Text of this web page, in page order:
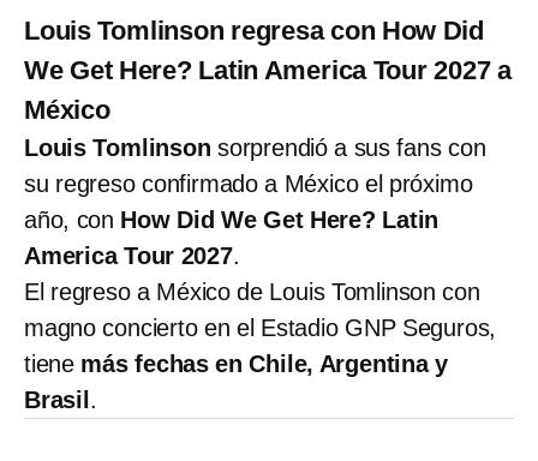
Louis Tomlinson regresa con How Did
We Get Here? Latin America Tour 2027 a
México
Louis Tomlinson sorprendió a sus fans con
su regreso confirmado a México el próximo
año, con How Did We Get Here? Latin
America Tour 2027.
El regreso a México de Louis Tomlinson con
magno concierto en el Estadio GNP Seguros,
tiene más fechas en Chile, Argentina y
Brasil .